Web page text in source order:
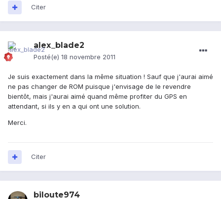
Citer
alex_blade2
Posté(e) 18 novembre 2011
Je suis exactement dans la même situation ! Sauf que j'aurai aimé
ne pas changer de ROM puisque j'envisage de le revendre
bientôt, mais j'aurai aimé quand même profiter du GPS en
attendant, si ils y en a qui ont une solution.
Merci.
Citer
biloute974